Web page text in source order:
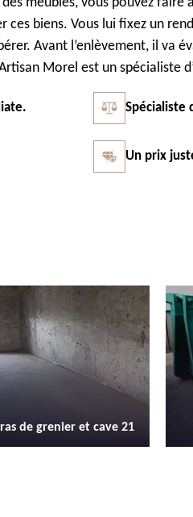
biens. Vous lui fixez un
Avant l’enlèvement, il va
Morel est un spécialiste
Spécialiste
Un prix
Location de benne 21